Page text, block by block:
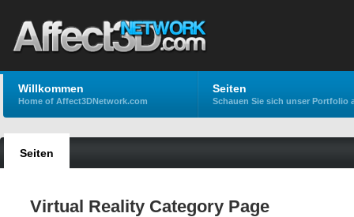
Willkommen
Home of Affect3DNetwork.com
Seiten
Schauen Sie sich unser Portfolio
Seiten
Virtual Reality Category Page